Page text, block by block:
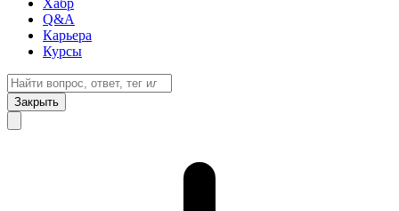
Хабр
Q&A
Карьера
Курсы
Закрыть